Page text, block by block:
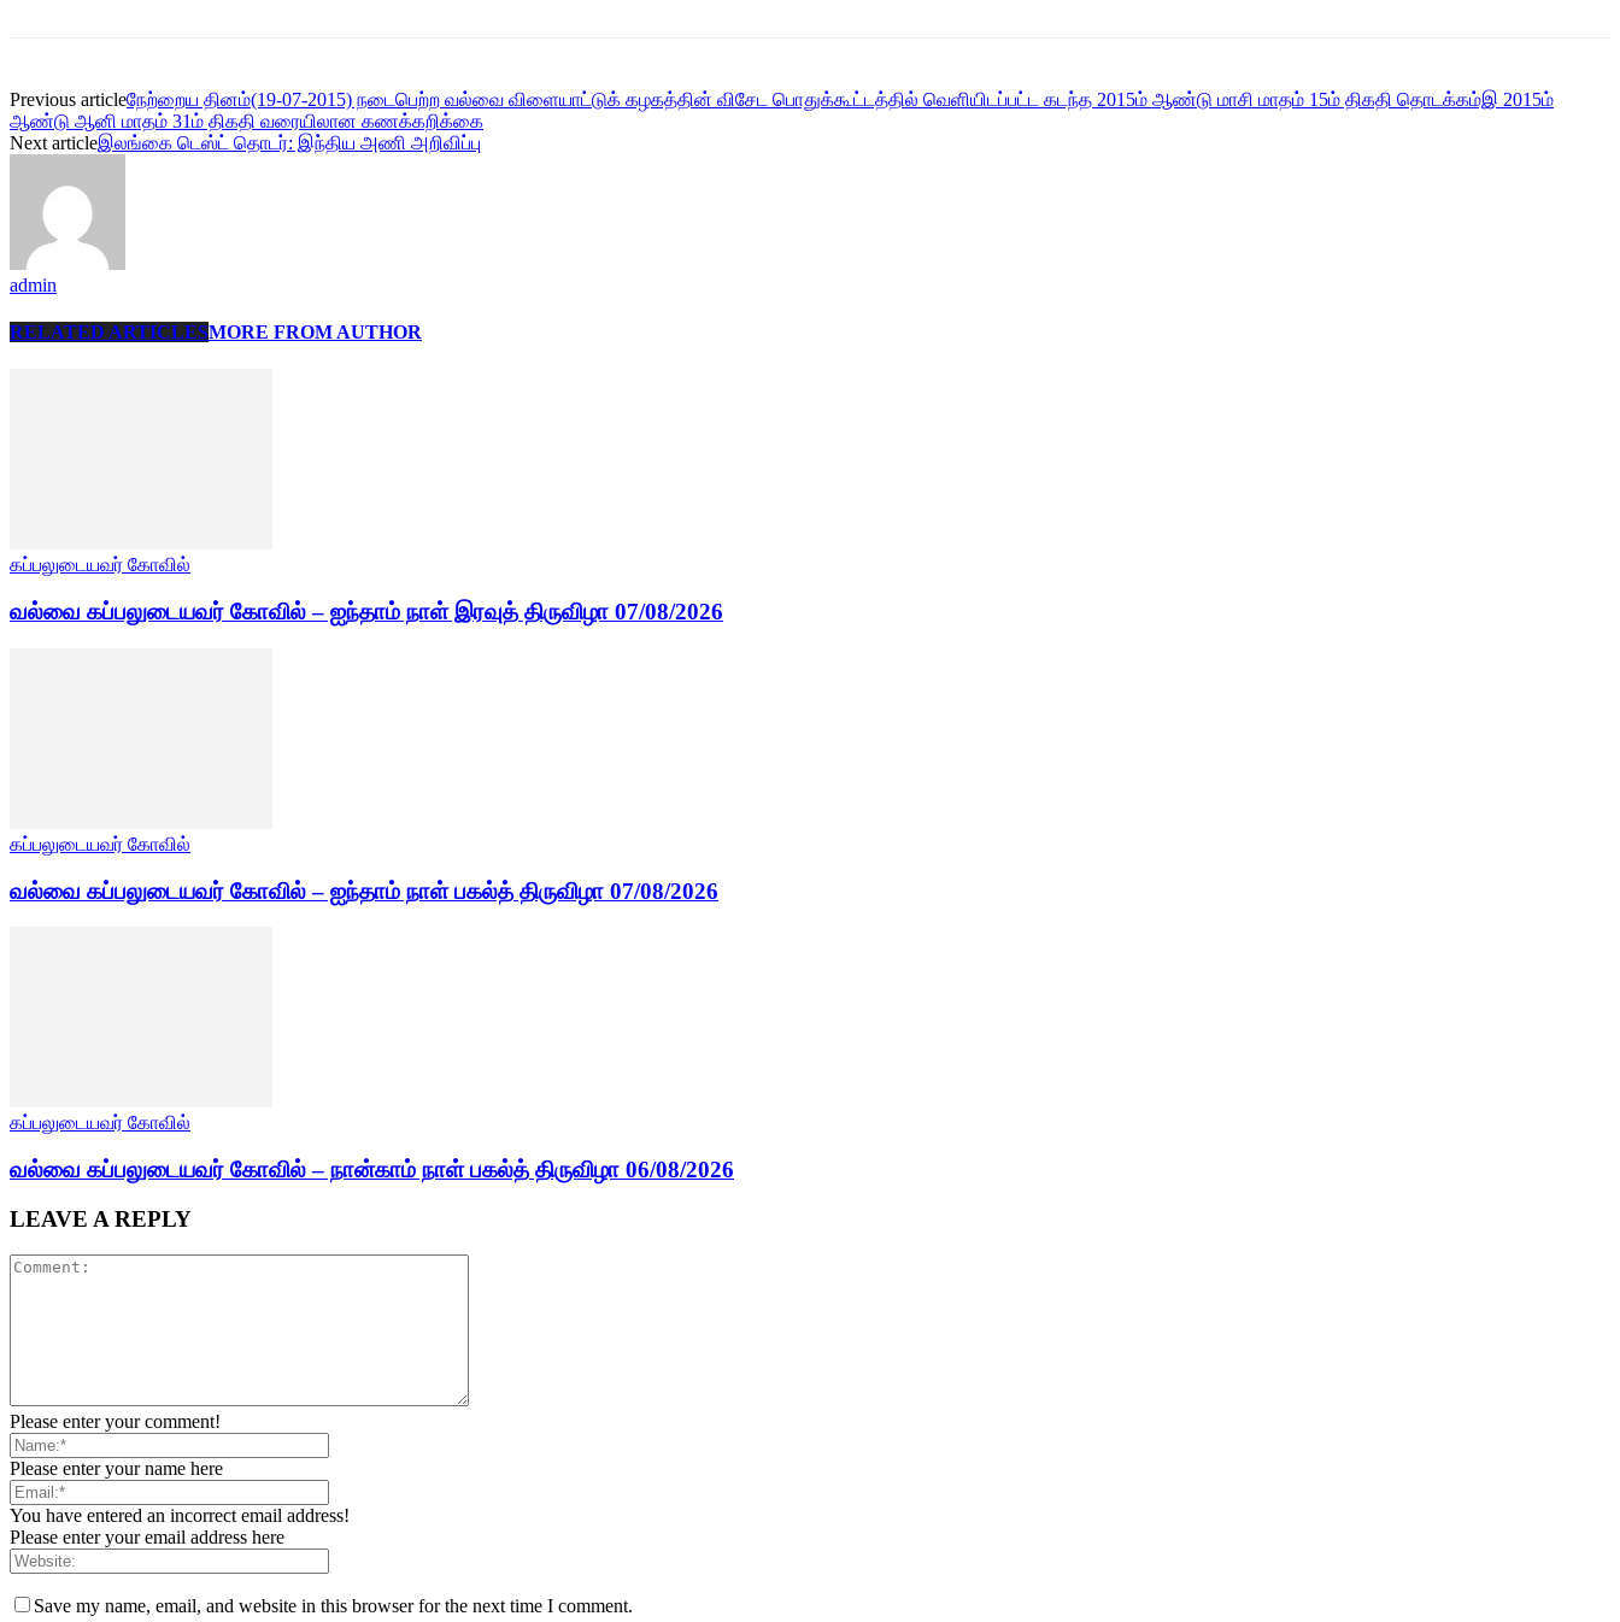
Previous articleநேற்றைய தினம்(19-07-2015) நடைபெற்ற வல்வை விளையாட்டுக் கழகத்தின் விசேட பொதுக்கூட்டத்தில் வெளியிடப்பட்ட கடந்த 2015ம் ஆண்டு மாசி மாதம் 15ம் திகதி தொடக்கம்இ 2015ம்
ஆண்டு ஆனி மாதம் 31ம் திகதி வரையிலான கணக்கறிக்கை
Next articleஇலங்கை டெஸ்ட் தொடர்: இந்திய அணி அறிவிப்பு
admin
RELATED ARTICLESMORE FROM AUTHOR
கப்பலுடையவர் கோவில்
வல்வை கப்பலுடையவர் கோவில் – ஐந்தாம் நாள் இரவுத் திருவிழா 07/08/2026
கப்பலுடையவர் கோவில்
வல்வை கப்பலுடையவர் கோவில் – ஐந்தாம் நாள் பகல்த் திருவிழா 07/08/2026
கப்பலுடையவர் கோவில்
வல்வை கப்பலுடையவர் கோவில் – நான்காம் நாள் பகல்த் திருவிழா 06/08/2026
LEAVE A REPLY
Please enter your comment!
Please enter your name here
You have entered an incorrect email address!
Please enter your email address here
Save my name, email, and website in this browser for the next time I comment.